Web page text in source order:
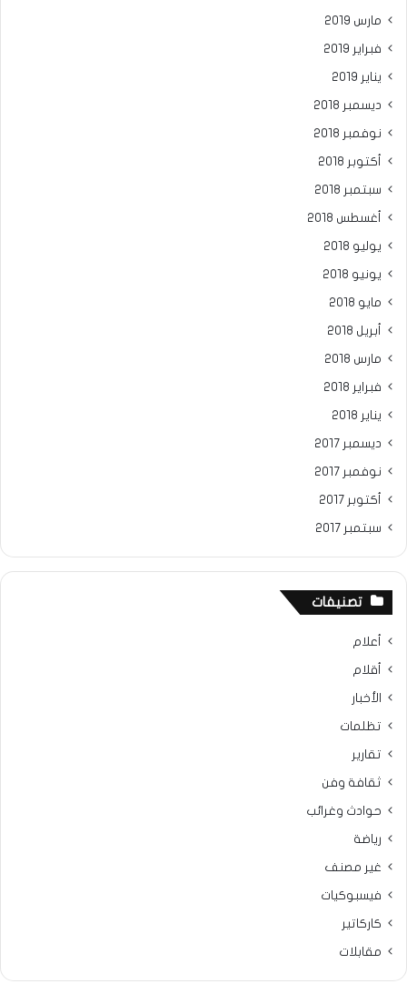
مارس 2019
فبراير 2019
يناير 2019
ديسمبر 2018
نوفمبر 2018
أكتوبر 2018
سبتمبر 2018
أغسطس 2018
يوليو 2018
يونيو 2018
مايو 2018
أبريل 2018
مارس 2018
فبراير 2018
يناير 2018
ديسمبر 2017
نوفمبر 2017
أكتوبر 2017
سبتمبر 2017
تصنيفات
أعلام
أقلام
الأخبار
تظلمات
تقارير
ثقافة وفن
حوادث وغرائب
رياضة
غير مصنف
فيسبوكيات
كاركاتير
مقابلات